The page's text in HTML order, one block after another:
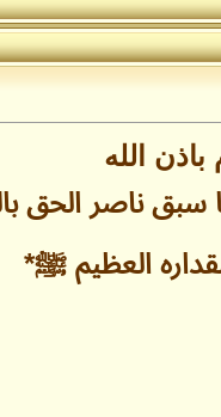
باذن الله
سبق ناصر الحق
العظيم ﷺ*